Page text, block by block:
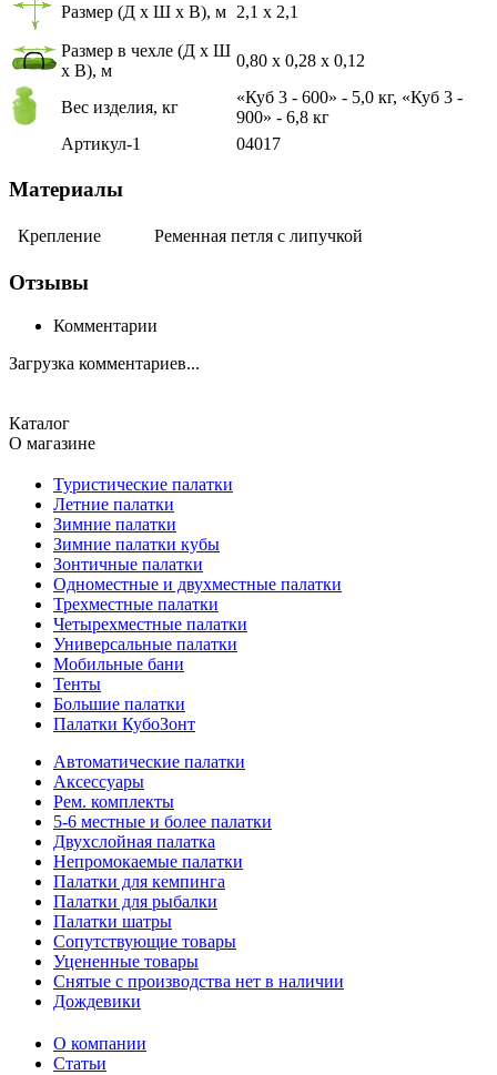
Размер (Д х Ш х В), м 2,1 х 2,1
Размер в чехле (Д х Ш
х В), м
0,80 х 0,28 х 0,12
Вес изделия, кг
«Куб 3 - 600» - 5,0 кг, «Куб 3 -
900» - 6,8 кг
Артикул-1
04017
Материалы
Крепление Ременная петля с липучкой
Отзывы
Комментарии
Загрузка комментариев...
Каталог
О магазине
Туристические палатки
Летние палатки
Зимние палатки
Зимние палатки кубы
Зонтичные палатки
Одноместные и двухместные палатки
Трехместные палатки
Четырехместные палатки
Универсальные палатки
Мобильные бани
Тенты
Большие палатки
Палатки КубоЗонт
Автоматические палатки
Аксессуары
Рем. комплекты
5-6 местные и более палатки
Двухслойная палатка
Непромокаемые палатки
Палатки для кемпинга
Палатки для рыбалки
Палатки шатры
Сопутствующие товары
Уцененные товары
Снятые с производства нет в наличии
Дождевики
О компании
Статьи